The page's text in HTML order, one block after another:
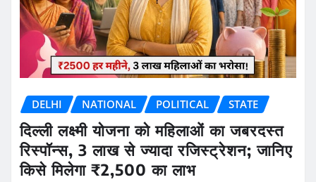
DELHI NATIONAL POLITICAL STATE
दिल्ली लक्ष्मी योजना को महिलाओं का जबरदस्त
रिस्पॉन्स, 3 लाख से ज्यादा रजिस्ट्रेशन; जानिए
किसे मिलेगा ₹2,500 का लाभ